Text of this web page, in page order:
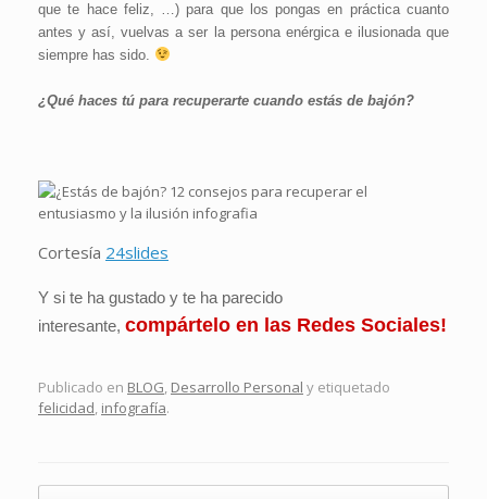
que te hace feliz, …) para que los pongas en práctica cuanto
antes y así, vuelvas a ser la persona enérgica e ilusionada que
siempre has sido.
¿Qué haces tú para recuperarte cuando estás de bajón?
Cortesía 24slides
Y si te ha gustado y te ha parecido
interesante, compártelo en las Redes Sociales!
Publicado en BLOG, Desarrollo Personal y etiquetado
felicidad, infografía.